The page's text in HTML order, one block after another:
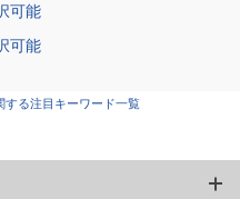
可能
可能
する注目キーワード一覧